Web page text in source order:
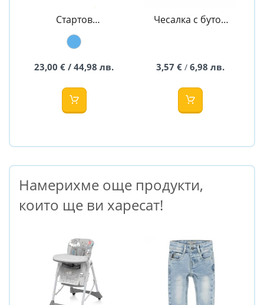
Стартов
комплект за
новородено -
23,00 € / 44,98 лв.
Чесалка с бутон
3,57 €/ 6,98 лв.
Намерихме още продукти,
които ще ви харесат!